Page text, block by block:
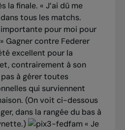
la finale. « J’ai dû me
tous les matchs.
importante pour moi pour
Gagner contre Federer
excellent pour la
contrairement à son
à gérer toutes
qui surviennent
(On voit ci-dessous
dans la rangée du bas à
« Je